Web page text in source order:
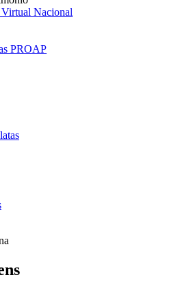
Nacional
PROAP